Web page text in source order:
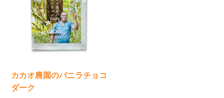
カカオ農園のバニラチョコ
ダーク